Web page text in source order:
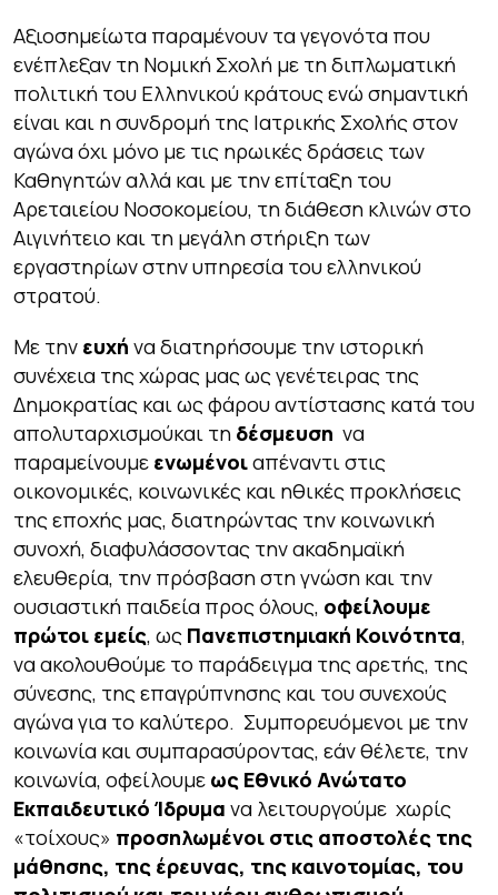
Αξιοσημείωτα παραμένουν τα γεγονότα που
ενέπλεξαν τη Νομική Σχολή με τη διπλωματική
πολιτική του Ελληνικού κράτους ενώ σημαντική
είναι και η συνδρομή της Ιατρικής Σχολής στον
αγώνα όχι μόνο με τις ηρωικές δράσεις των
Καθηγητών αλλά και με την επίταξη του
Αρεταιείου Νοσοκομείου, τη διάθεση κλινών στο
Αιγινήτειο και τη μεγάλη στήριξη των
εργαστηρίων στην υπηρεσία του ελληνικού
στρατού.
Με την ευχή να διατηρήσουμε την ιστορική
συνέχεια της χώρας μας ως γενέτειρας της
Δημοκρατίας και ως φάρου αντίστασης κατά του
απολυταρχισμούκαι τη δέσμευση να
παραμείνουμε ενωμένοιαπέναντι στις
οικονομικές, κοινωνικές και ηθικές προκλήσεις
της εποχής μας, διατηρώντας την κοινωνική
συνοχή, διαφυλάσσοντας την ακαδημαϊκή
ελευθερία, την πρόσβαση στη γνώση και την
ουσιαστική παιδεία προς όλους, οφείλουμε
πρώτοι εμείς, ως Πανεπιστημιακή Κοινότητα,
να ακολουθούμε το παράδειγμα της αρετής, της
σύνεσης, της επαγρύπνησης και του συνεχούς
αγώνα για το καλύτερο. Συμπορευόμενοι με την
κοινωνία και συμπαρασύροντας, εάν θέλετε, την
κοινωνία, οφείλουμε ως Εθνικό Ανώτατο
Εκπαιδευτικό Ίδρυμα να λειτουργούμε χωρίς
«τοίχους» προσηλωμένοι στις αποστολές της
μάθησης, της έρευνας, της καινοτομίας, του